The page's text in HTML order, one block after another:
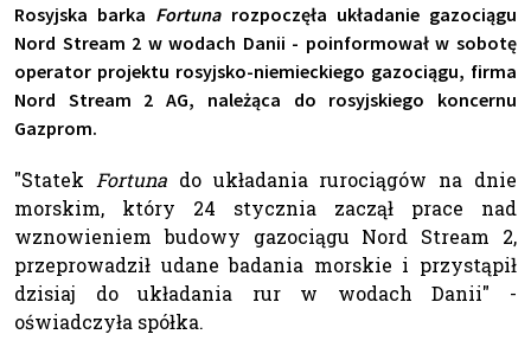
Rosyjska barka Fortunarozpoczęła układanie gazociągu
Nord Stream 2 w wodach Danii - poinformował w sobotę
operator projektu rosyjsko-niemieckiego gazociągu, firma
Nord Stream 2 AG, należąca do rosyjskiego koncernu
Gazprom.
"Statek Fortunado układania rurociągów na dnie
morskim, który 24 stycznia zaczął prace nad
wznowieniem budowy gazociągu Nord Stream 2,
przeprowadził udane badania morskie i przystąpił
dzisiaj do układania rur w wodach Danii" -
oświadczyła spółka.